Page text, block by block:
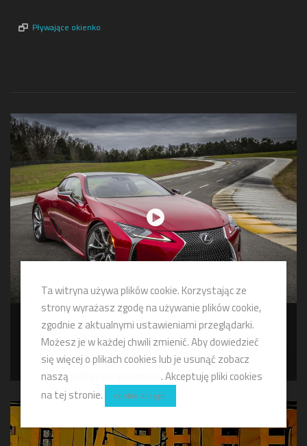
Pływające okienko
Making Off Lexus Driving Emotion_Kamień Ślaski
Making Off FilmFactor
Ta witryna używa plików cookie. Korzystając ze
strony wyrażasz zgodę na używanie plików cookie,
zgodnie z aktualnymi ustawieniami przeglądarki.
Możesz je w każdej chwili zmienić. Aby dowiedzieć
się więcej o plikach cookies lub je usunąć zobacz
naszą
. Akceptuję pliki cookies
na tej stronie.
cookie accept.